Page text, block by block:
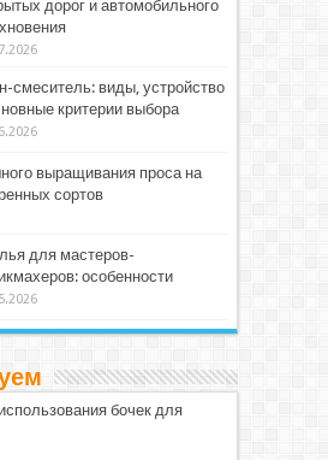
дорог и автомобильного
смеситель: виды, устройство
критерии выбора
выращивания проса на
сортов
для мастеров-
особенности
бочек для